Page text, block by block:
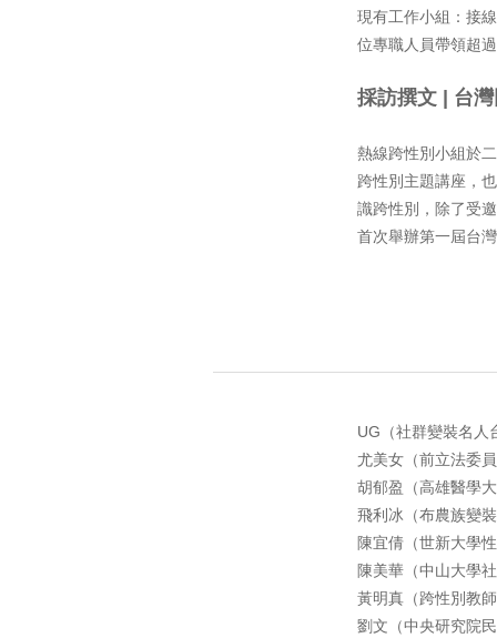
現有工作小組：接
位專職人員帶領超
採訪撰文 | 台
熱線跨性別小組於
跨性別主題講座，
識跨性別，除了受
首次舉辦第一屆台
UG（社群變裝名人
尤美女（前立法委
胡郁盈（高雄醫學
飛利冰（布農族變
陳宜倩（世新大學
陳美華（中山大學
黃明真（跨性別教
劉文（中央研究院